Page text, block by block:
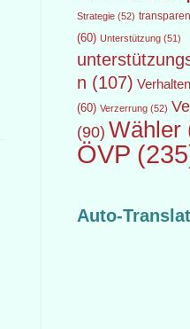
Strategie(52)
(60) Unterstützung(51)
n (107) Verhalten
(60) Verzerrung(52)
(90) Wähler
ÖVP
Auto-